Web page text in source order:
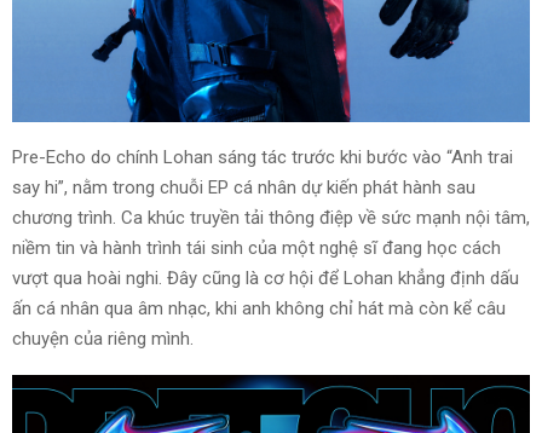
Pre-Echo do chính Lohan sáng tác trước khi bước vào “Anh trai
say hi”, nằm trong chuỗi EP cá nhân dự kiến phát hành sau
chương trình. Ca khúc truyền tải thông điệp về sức mạnh nội tâm,
niềm tin và hành trình tái sinh của một nghệ sĩ đang học cách
vượt qua hoài nghi. Đây cũng là cơ hội để Lohan khẳng định dấu
ấn cá nhân qua âm nhạc, khi anh không chỉ hát mà còn kể câu
chuyện của riêng mình.